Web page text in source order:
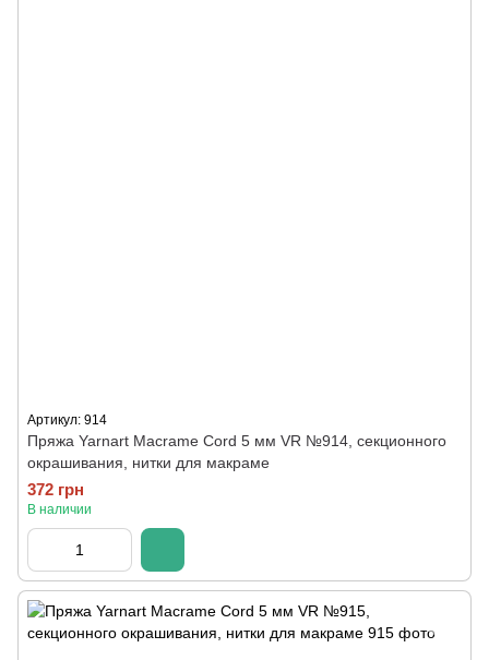
Артикул: 914
Пряжа Yarnart Macrame Cord 5 мм VR №914, секционного
окрашивания, нитки для макраме
372 грн
В наличии